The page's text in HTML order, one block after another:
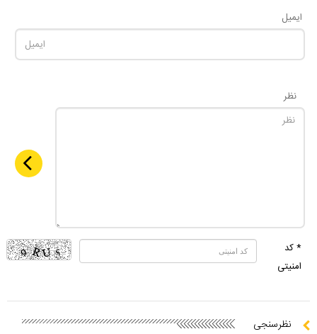
ایمیل
نظر
* کد
امنیتی
نظرسنجی